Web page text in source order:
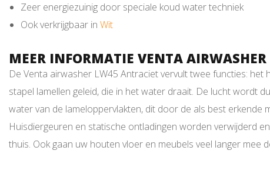
Zeer energiezuinig door speciale koud water techniek
Ook verkrijgbaar in Wit
MEER INFORMATIE VENTA
De Venta airwasher LW45 Antraciet vervult twee functies:
stapel lamellen geleid, die in het water draait. De lucht wordt
water van de lameloppervlakten, dit door de als best erkende
Huisdiergeuren en statische ontladingen worden verwijderd
thuis. Ook gaan uw houten vloer en meubels veel langer